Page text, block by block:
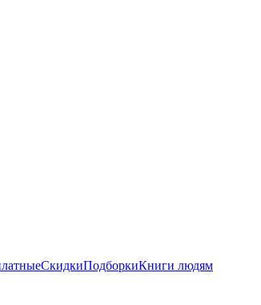
СкидкиПодборкиКниги людям